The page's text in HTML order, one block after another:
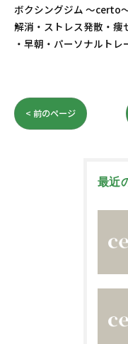
ボクシングジム ～certo
解消・ストレス発散・痩
・早朝・パーソナルトレ
< 前のページ
最近